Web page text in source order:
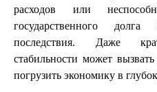
расходов или
государственного
последствия. Даже
стабильности может
погрузить экономику в